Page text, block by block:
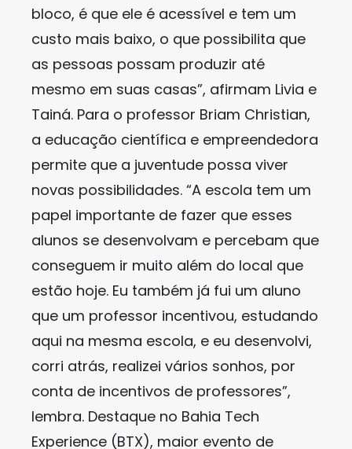
bloco, é que ele é acessível e tem um
custo mais baixo, o que possibilita que
as pessoas possam produzir até
mesmo em suas casas”, afirmam Livia e
Tainá. Para o professor Briam Christian,
a educação científica e empreendedora
permite que a juventude possa viver
novas possibilidades. “A escola tem um
papel importante de fazer que esses
alunos se desenvolvam e percebam que
conseguem ir muito além do local que
estão hoje. Eu também já fui um aluno
que um professor incentivou, estudando
aqui na mesma escola, e eu desenvolvi,
corri atrás, realizei vários sonhos, por
conta de incentivos de professores”,
lembra. Destaque no Bahia Tech
Experience (BTX), maior evento de